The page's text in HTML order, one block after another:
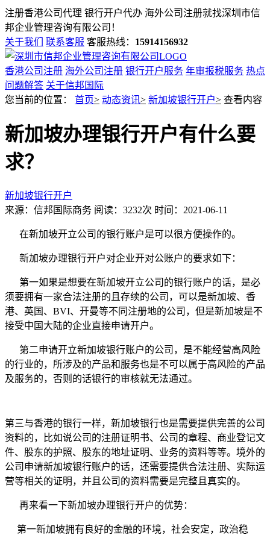
注册香港公司代理 银行开户代办 海外公司注册就找深圳市信
邦企业管理咨询有限公司！
关于我们
联系客服 客服热线： 15914156932
香港公司注册 海外公司注册 银行开户服务 年审报税服务 热点
问题解答 关于信邦国际
您当前的位置： 首页> 动态资讯> 新加坡银行开户> 查看内容
新加坡办理银行开户有什么要
求？
新加坡银行开户
来源：信邦国际商务 阅读：3232次 时间：2021-06-11
在新加坡开立公司的银行账户是可以很方便操作的。
新加坡办理银行开户对企业开对公账户的要求如下：
第一如果是想要在新加坡开立公司的银行账户的话，是必
须要拥有一家合法注册的且存续的公司，可以是新加坡、香
港、英国、 BVI、开曼等不同注册地的公司，但是新加坡是不
接受中国大陆的企业直接申请开户。
第二申请开立新加坡银行账户的公司，是不能经营高风险
的行业的，所涉及的产品和服务也是不可以属于高风险的产品
及服务的，否则的话银行的审核就无法通过。
第三与香港的银行一样，新加坡银行也是需要提供完善的公司
资料的，比如说公司的注册证明书、公司的章程、商业登记文
件、股东的护照、股东的地址证明、业务的资料等等。境外的
公司申请新加坡银行账户的话，还需要提供合法注册、实际运
营等相关的证明，并且公司的资料需要是完整且真实的。
再来看一下新加坡办理银行开户的优势：
第一新加坡拥有良好的金融的环境，社会安定，政治稳